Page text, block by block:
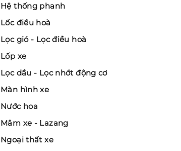
Hệ thống phanh
Lốc điều hoà
Lọc gió - Lọc điều hoà
Lốp xe
Lọc dầu - Lọc nhớt động cơ
Màn hình xe
Nước hoa
Mâm xe - Lazang
Ngoại thất xe